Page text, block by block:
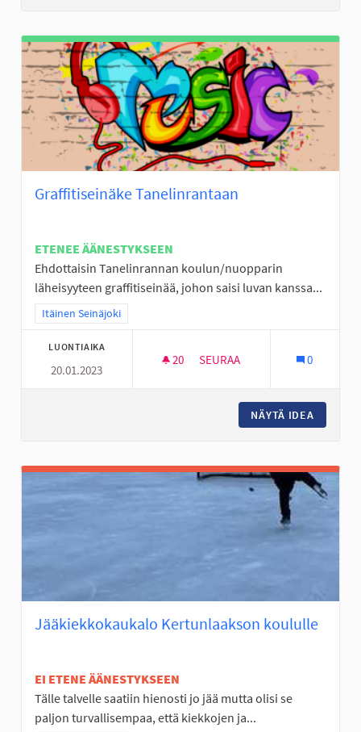
Graffitiseinäke Tanelinrantaan
ETENEE ÄÄNESTYKSEEN
Ehdottaisin Tanelinrannan koulun/nuopparin
läheisyyteen graffitiseinää, johon saisi luvan kanssa...
Rajaa tulokset teeman mukaan: Itäinen Seinäjoki
Itäinen Seinäjoki
LUONTIAIKA
20.01.2023
20 20 SEURAAJAA
SEURAA 0
NÄYTÄ IDEA
Jääkiekkokaukalo Kertunlaakson koululle
EI ETENE ÄÄNESTYKSEEN
Tälle talvelle saatiin hienosti jo jää mutta olisi se
paljon turvallisempaa, että kiekkojen ja...